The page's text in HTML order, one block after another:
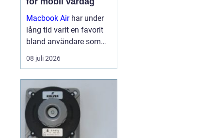
Macbook Airhar under
lång tid varit en favorit
bland användare som
vill ha en lätt, smidig och
samtidigt kraftfull dator
kreativitet. Med apples
egna chip har serien
tagit...
08 juli 2026